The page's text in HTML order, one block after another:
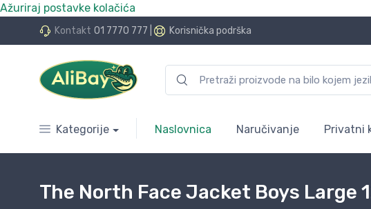
Ažuriraj postavke kolačića
Kontakt 01 7770 777 Korisnička podrška
24 rate bez kamata
Kategorije Naslovnica Naručivanje Privatni
The North Face Jacket Boys Large